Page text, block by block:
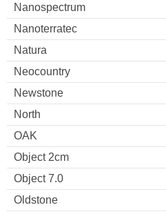
Nanospectrum
Nanoterratec
Natura
Neocountry
Newstone
North
OAK
Object 2cm
Object 7.0
Oldstone